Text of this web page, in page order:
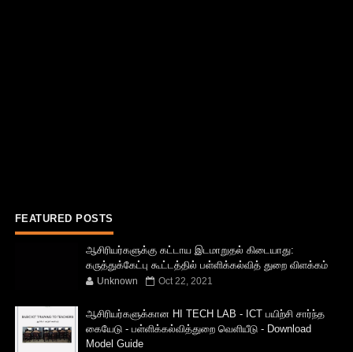
FEATURED POSTS
ஆசிரியர்களுக்கு கட்டாய இடமாறுதல் கிடையாது:
கருத்துக்கேட்பு கூட்டத்தில் பள்ளிக்கல்வித் துறை விளக்கம்
Unknown Oct 22, 2021
ஆசிரியர்களுக்கான HI TECH LAB - ICT பயிற்சி சார்ந்த
கையேடு - பள்ளிக்கல்வித்துறை வெளியீடு - Download
Model Guide